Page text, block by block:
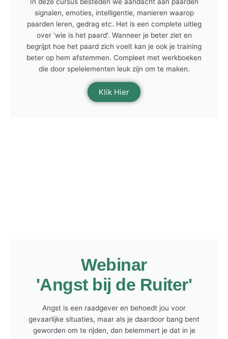
signalen, emoties, intelligentie, manieren waarop
paarden leren, gedrag etc. Het is een complete uitleg
over ‘wie is het paard’. Wanneer je beter ziet en
begrijpt hoe het paard zich voelt kan je ook je training
beter op hem afstemmen. Compleet met werkboeken
die door spelelementen leuk zijn om te maken.
Klik Hier
Webinar
'Angst bij de Ruiter'
Angst is een raadgever en behoedt jou voor
gevaarlijke situaties, maar als je daardoor bang bent
geworden om te rijden, dan belemmert je dat in je